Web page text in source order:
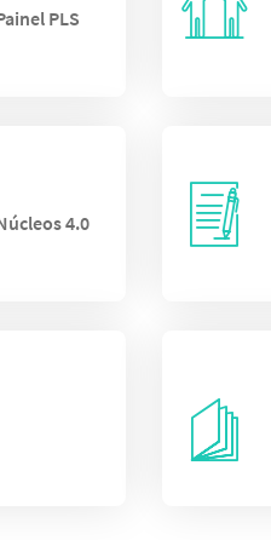
PLS
4.0